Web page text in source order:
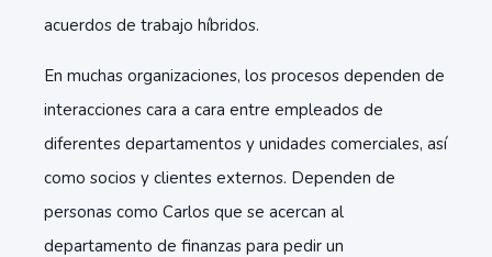
acuerdos de trabajo híbridos.
En muchas organizaciones, los procesos dependen de
interacciones cara a cara entre empleados de
diferentes departamentos y unidades comerciales, así
como socios y clientes externos. Dependen de
personas como Carlos que se acercan al
departamento de finanzas para pedir un